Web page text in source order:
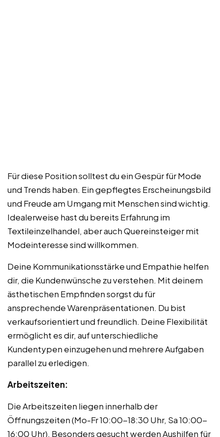
Für diese Position solltest du ein Gespür für Mode
und Trends haben. Ein gepflegtes Erscheinungsbild
und Freude am Umgang mit Menschen sind wichtig.
Idealerweise hast du bereits Erfahrung im
Textileinzelhandel, aber auch Quereinsteiger mit
Modeinteresse sind willkommen.
Deine Kommunikationsstärke und Empathie helfen
dir, die Kundenwünsche zu verstehen. Mit deinem
ästhetischen Empfinden sorgst du für
ansprechende Warenpräsentationen. Du bist
verkaufsorientiert und freundlich. Deine Flexibilität
ermöglicht es dir, auf unterschiedliche
Kundentypen einzugehen und mehrere Aufgaben
parallel zu erledigen.
Arbeitszeiten:
Die Arbeitszeiten liegen innerhalb der
Öffnungszeiten (Mo-Fr 10:00-18:30 Uhr, Sa 10:00-
16:00 Uhr). Besonders gesucht werden Aushilfen für